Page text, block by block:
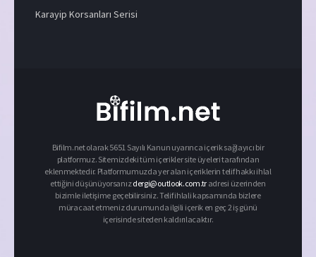
Karayip Korsanları Serisi
Bifilm.net olarak 5651 Sayılı Kanun uyarınca içerik sağlayıcı bir
platformuz. Sitemizdeki tüm içerikler site üyeleri tarafından
eklenmektedir. Platformumuzda yer alan içeriklerin telif hakkı ihlal
ettiğini düşünüyorsanızdergi@outlook.com.tr adresi üzerinden
bizimle iletişime geçebilirsiniz. Telif ihlali kapsamında bizlere
müracaat etmeniz durumunda ilgili içerik en geç 2 iş günü
içerisinde siteden kaldırılacaktır.